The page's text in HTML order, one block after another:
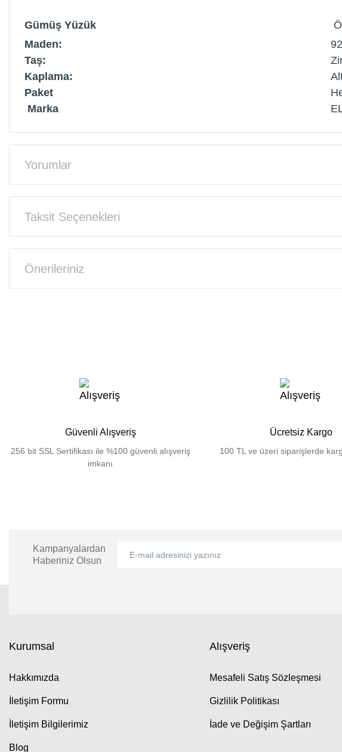
Gümüş Yüzük
Maden:
Taş:
Kaplama:
Paket
Marka
Yorumlar
Taksit Seçenekleri
Önerileriniz
Güvenli Alışveriş
256 bit SSL Sertifikası ile %100 güvenli alışveriş
imkanı
Ücretsiz Kargo
100 TL ve üzeri siparişlerde
Kampanyalardan
Haberiniz Olsun
Kurumsal
Hakkımızda
İletişim Formu
İletişim Bilgilerimiz
Blog
Alışveriş
Mesafeli Satış Sözleşmesi
Gizlilik Politikası
İade ve Değişim Şartları